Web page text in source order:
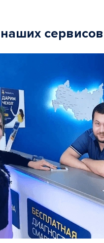
наших сервисов